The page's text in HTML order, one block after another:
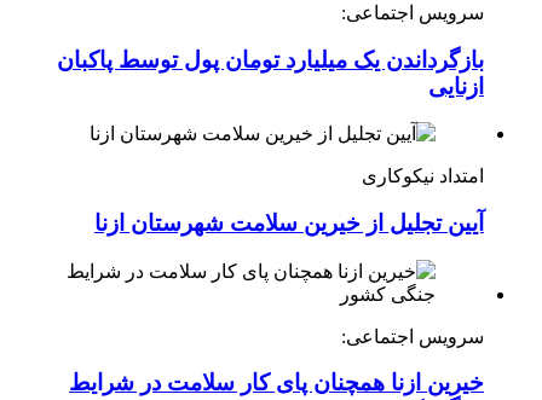
سرویس اجتماعی:
بازگرداندن یک میلیارد تومان پول توسط پاکبان
ازنایی
امتداد نیکوکاری
آیین تجلیل از خیرین سلامت شهرستان ازنا
سرویس اجتماعی:
خیرین ازنا همچنان پای کار سلامت در شرایط